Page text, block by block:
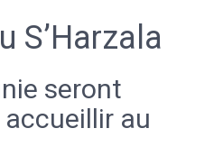
S’Harzala
seront
au